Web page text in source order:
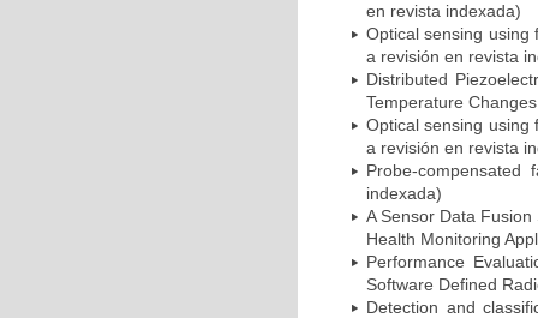
en revista indexada)
Optical sensing using
a revisión en revista
Distributed
Temperature
Optical sensing using
a revisión en revista
Probe-
indexada)
A Sensor Data
Health Monitoring
Performance
Software Defined
Detection and